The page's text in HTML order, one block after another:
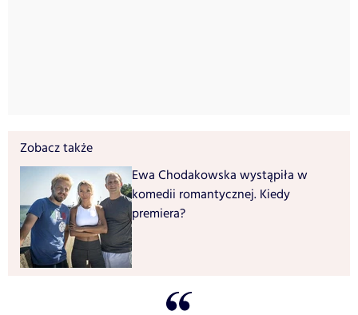
Zobacz także
Ewa Chodakowska wystąpiła w
komedii romantycznej. Kiedy
premiera?